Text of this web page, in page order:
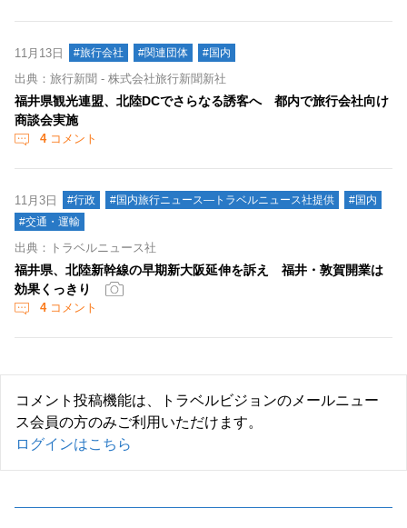
11月13日 #旅行会社 #関連団体 #国内
出典：旅行新聞 - 株式会社旅行新聞新社
福井県観光連盟、北陸DCでさらなる誘客へ 都内で旅行会社向け
商談会実施
4コメント
11月3日 #行政 #国内旅行ニュース―トラベルニュース社提供
#国内
#交通・運輸
出典：トラベルニュース社
福井県、北陸新幹線の早期新大阪延伸を訴え 福井・敦賀開業は
効果くっきり
4コメント
コメント投稿機能は、トラベルビジョンのメールニュー
ス会員の方のみご利用いただけます。
ログインはこちら